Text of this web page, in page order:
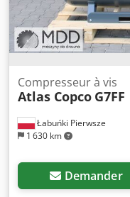
Łabuńki Pierwsze
1 630 km
Compresseur à vis
Atlas Copco G7FF
Demander